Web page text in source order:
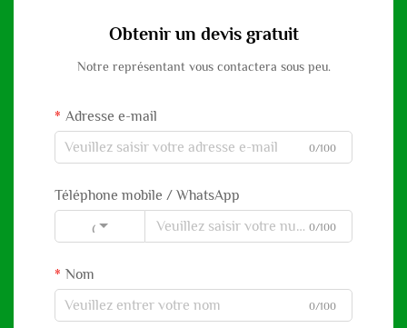
Obtenir un devis gratuit
Notre représentant vous contactera sous peu.
Adresse e-mail
0/100
Téléphone mobile / WhatsApp
Code 0/100
Nom
0/100